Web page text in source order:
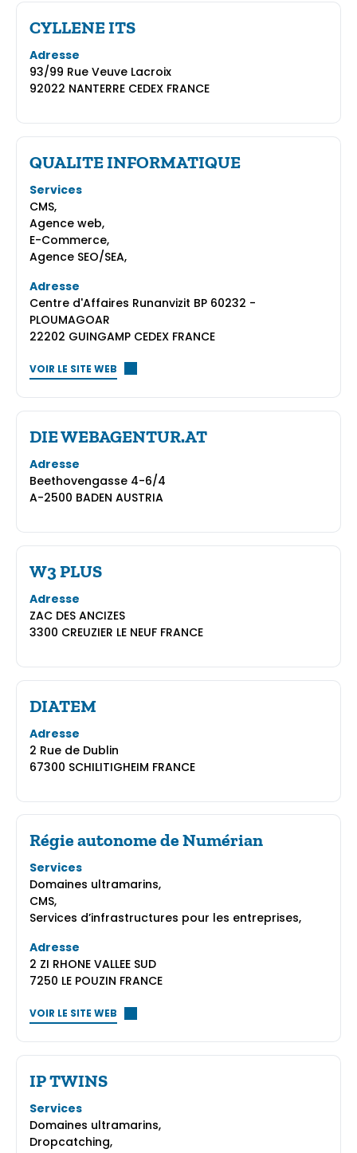
CYLLENE ITS
Adresse
93/99 Rue Veuve Lacroix
92022 NANTERRE CEDEX FRANCE
QUALITE INFORMATIQUE
Services
CMS,
Agence web,
E-Commerce,
Agence SEO/SEA,
Adresse
Centre d'Affaires Runanvizit BP 60232 -
PLOUMAGOAR
22202 GUINGAMP CEDEX FRANCE
VOIR LE SITE WEB
DIE WEBAGENTUR.AT
Adresse
Beethovengasse 4-6/4
A-2500 BADEN AUSTRIA
W3 PLUS
Adresse
ZAC DES ANCIZES
3300 CREUZIER LE NEUF FRANCE
DIATEM
Adresse
2 Rue de Dublin
67300 SCHILITIGHEIM FRANCE
Régie autonome de Numérian
Services
Domaines ultramarins,
CMS,
Services d’infrastructures pour les entreprises,
Adresse
2 ZI RHONE VALLEE SUD
7250 LE POUZIN FRANCE
VOIR LE SITE WEB
IP TWINS
Services
Domaines ultramarins,
Dropcatching,